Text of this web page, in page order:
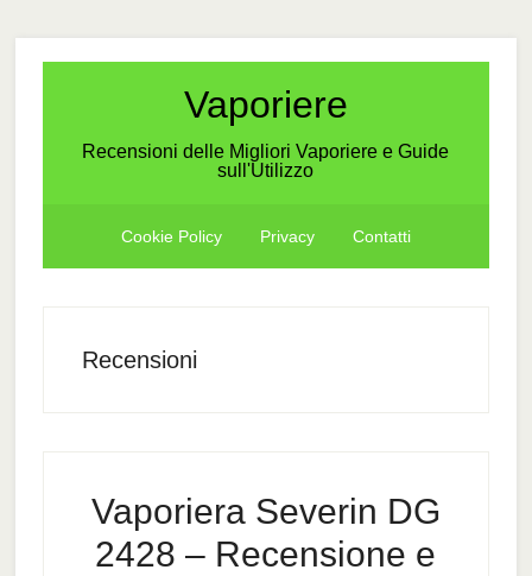
Vaporiere
Recensioni delle Migliori Vaporiere e Guide
sull'Utilizzo
Cookie Policy Privacy Contatti
Recensioni
Vaporiera Severin DG
2428 – Recensione e